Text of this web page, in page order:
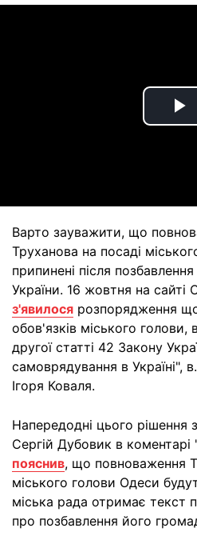
Варто зауважити, що
Труханова на посаді
припинені після
України. 16 жовтня на сайті
з'явилося розпорядження
обов'язків міського голови,
другої статті 42 Закону
самоврядування в Україні",
Ігоря Коваля.
Напередодні цього рішення
Сергій Дубовик в коментарі
пояснив, що повноваження
міського голови Одеси
міська рада отримає текст
про позбавлення його